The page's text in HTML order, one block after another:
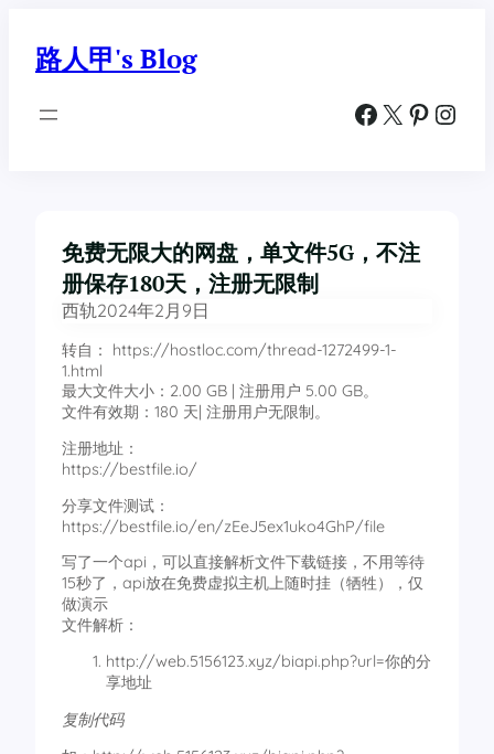
路人甲's Blog
Facebook X Pinterest Instagram
免费无限大的网盘，单文件5G，不注
册保存180天，注册无限制
西轨2024年2月9日
转自： https://hostloc.com/thread-1272499-1-
1.html
最大文件大小：2.00 GB | 注册用户 5.00 GB。
文件有效期：180 天| 注册用户无限制。
注册地址：
https://bestfile.io/
分享文件测试：
https://bestfile.io/en/zEeJ5ex1uko4GhP/file
写了一个api，可以直接解析文件下载链接，不用等待
15秒了，api放在免费虚拟主机上随时挂（牺牲），仅
做演示
文件解析：
http://web.5156123.xyz/biapi.php?url=你的分
享地址
复制代码